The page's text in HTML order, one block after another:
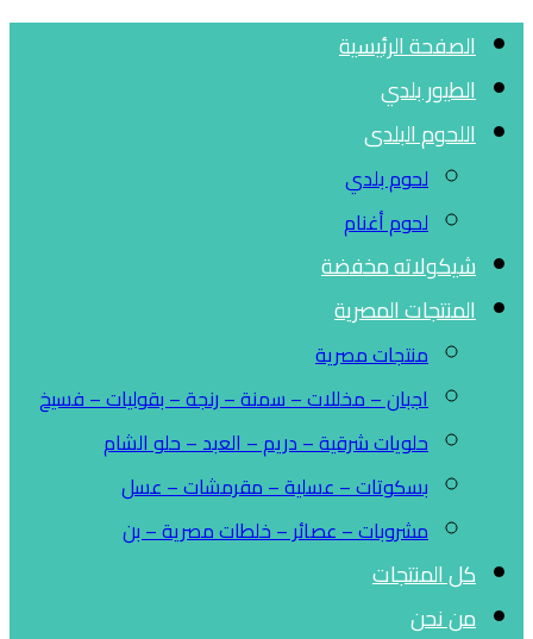
الصفحة الرئيسية
الطيور بلدي
اللحوم البلدى
لحوم بلدي
لحوم أغنام
شيكولاته مخفضة
المنتجات المصرية
منتجات مصرية
اجبان – مخللات – سمنة – رنجة – بقوليات – فسيخ
حلويات شرقية – دريم – العبد – حلو الشام
بسكوتات – عسلية – مقرمشات – عسل
مشروبات – عصائر – خلطات مصرية – بن
كل المنتجات
من نحن